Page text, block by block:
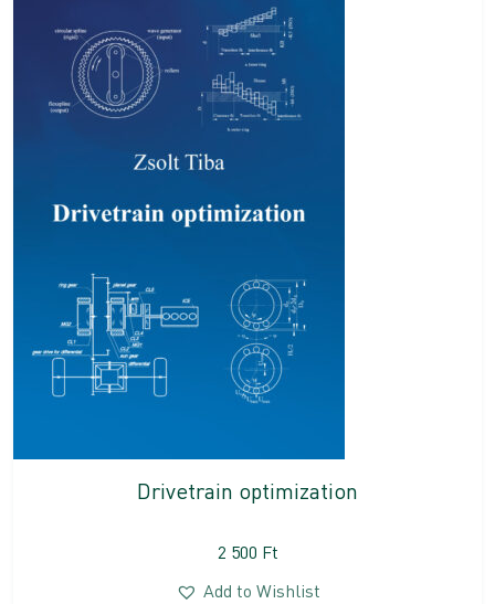
Drivetrain optimization
2 500 Ft
Add to Wishlist